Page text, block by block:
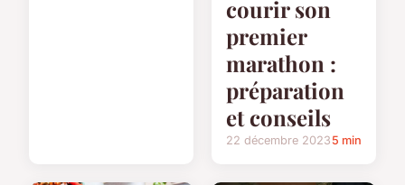
courir son
premier
marathon :
préparation
et conseils
22 décembre 2023 5 min